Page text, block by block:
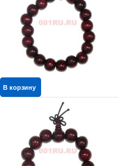
В корзину